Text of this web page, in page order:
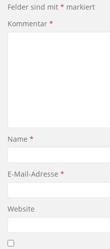
Felder sind mit * markiert
Kommentar *
Name *
E-Mail-Adresse *
Website